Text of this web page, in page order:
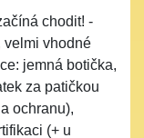
chodit! -
velmi vhodné
jemná botička,
za patičkou
ochranu),
(+ u